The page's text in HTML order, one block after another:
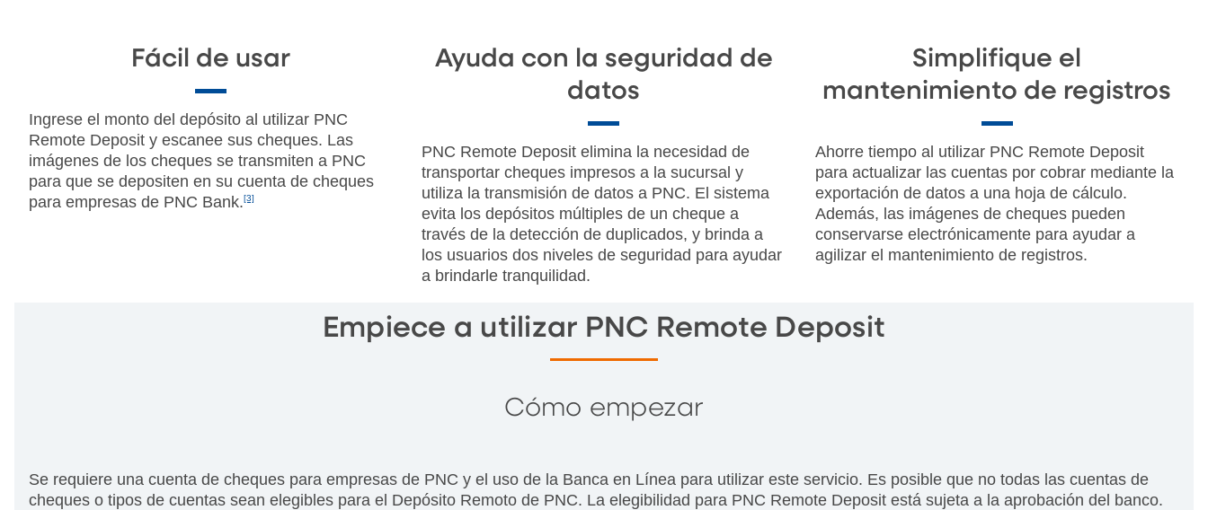
Fácil de usar
Ingrese el monto del depósito al utilizar PNC
Remote Deposit y escanee sus cheques. Las
imágenes de los cheques se transmiten a PNC
para que se depositen en su cuenta de cheques
para empresas de PNC Bank.[3]
Ayuda con la seguridad de
datos
PNC Remote Deposit elimina la necesidad de
transportar cheques impresos a la sucursal y
utiliza la transmisión de datos a PNC. El sistema
evita los depósitos múltiples de un cheque a
través de la detección de duplicados, y brinda a
los usuarios dos niveles de seguridad para ayudar
a brindarle tranquilidad.
Simplifique el
mantenimiento de registros
Ahorre tiempo al utilizar PNC Remote Deposit
para actualizar las cuentas por cobrar mediante la
exportación de datos a una hoja de cálculo.
Además, las imágenes de cheques pueden
conservarse electrónicamente para ayudar a
agilizar el mantenimiento de registros.
Empiece a utilizar PNC Remote Deposit
Cómo empezar
Se requiere una cuenta de cheques para empresas de PNC y el uso de la Banca en Línea para utilizar este servicio. Es posible que no todas las cuentas de
cheques o tipos de cuentas sean elegibles para el Depósito Remoto de PNC. La elegibilidad para PNC Remote Deposit está sujeta a la aprobación del banco.